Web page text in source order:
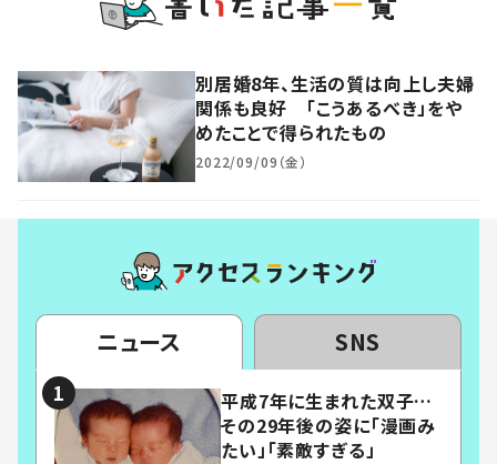
別居婚8年、生活の質は向上し夫婦
関係も良好 「こうあるべき」をや
めたことで得られたもの
2022/09/09（金）
ニュース SNS
平成7年に生まれた双子…
その29年後の姿に「漫画み
たい」「素敵すぎる」